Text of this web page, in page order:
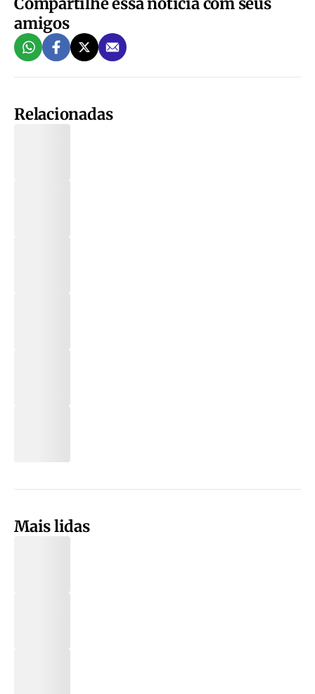
amigos
Relacionadas
Mais lidas